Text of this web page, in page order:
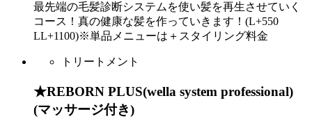
最先端の毛髪診断システムを使い髪を再生させていく
コース！真の健康な髪を作っていきます！(L+550
LL+1100)※単品メニューは＋スタイリング料金
トリートメント
★REBORN PLUS(wella system professional)
(マッサージ付き)